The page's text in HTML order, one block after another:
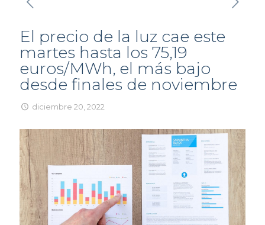
El precio de la luz cae este
martes hasta los 75,19
euros/MWh, el más bajo
desde finales de noviembre
diciembre 20, 2022